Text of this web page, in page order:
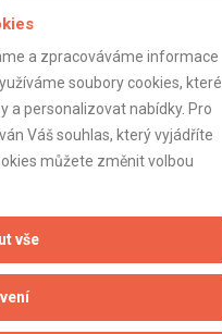
a zpracováváme informace
soubory cookies, které
a personalizovat nabídky. Pro
Váš souhlas, který vyjádříte
můžete změnit volbou
vše